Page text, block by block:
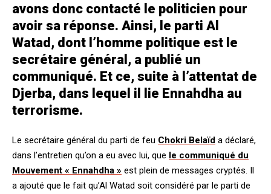
avons donc contacté le politicien pour
avoir sa réponse. Ainsi, le parti Al
Watad, dont l’homme politique est le
secrétaire général, a publié un
communiqué. Et ce, suite à l’attentat de
Djerba, dans lequel il lie Ennahdha au
terrorisme.
Le secrétaire général du parti de feu Chokri Belaïd a déclaré,
dans l’entretien qu’on a eu avec lui, que le communiqué du
Mouvement « Ennahdha » est plein de messages cryptés. Il
a ajouté que le fait qu’Al Watad soit considéré par le parti de